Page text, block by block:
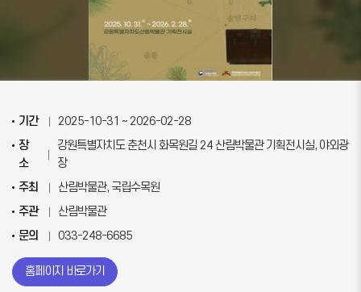
기간
2025-10-31 ~ 2026-02-28
장
소
강원특별자치도 춘천시 화목원길 24 산림박물관 기획전시실, 야외광
장
주최
산림박물관, 국립수목원
주관
산림박물관
문의
033-248-6685
홈페이지 바로가기